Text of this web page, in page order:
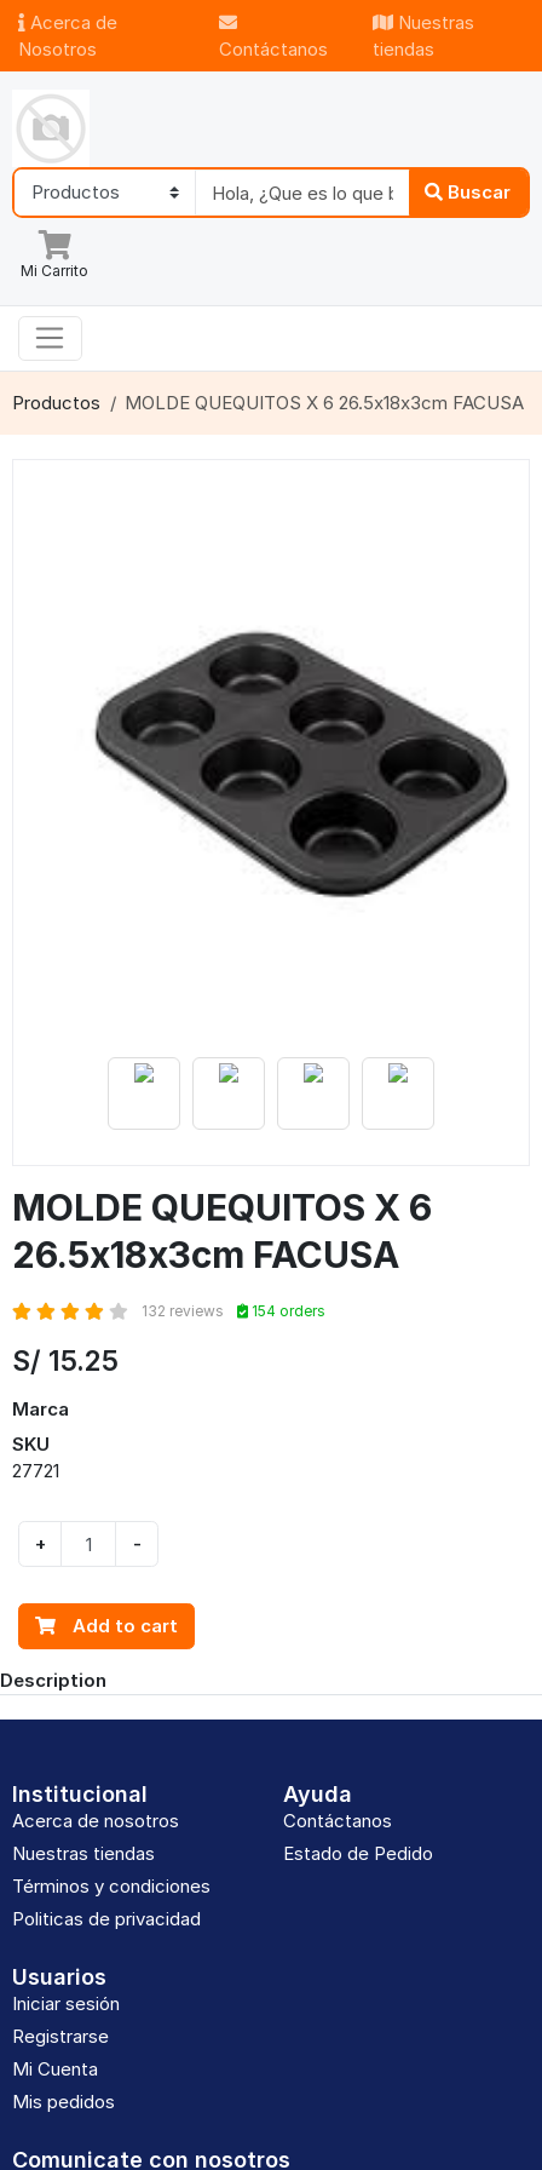
Acerca de
Nosotros
Contáctanos
Nuestras
tiendas
Buscar
Mi Carrito
Productos MOLDE QUEQUITOS X 6 26.5x18x3cm FACUSA
MOLDE QUEQUITOS X 6
26.5x18x3cm FACUSA
132 reviews 154 orders
S/ 15.25
Marca
SKU
27721
+ -
Add to cart
Description
Institucional
Acerca de nosotros
Nuestras tiendas
Términos y condiciones
Politicas de privacidad
Ayuda
Contáctanos
Estado de Pedido
Usuarios
Iniciar sesión
Registrarse
Mi Cuenta
Mis pedidos
Comunicate con nosotros